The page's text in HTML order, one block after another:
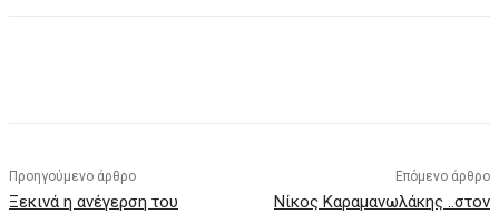
Προηγούμενο άρθρο
Ξεκινά η ανέγερση του
Επόμενο άρθρο
Νίκος Καραμανωλάκης ..στον